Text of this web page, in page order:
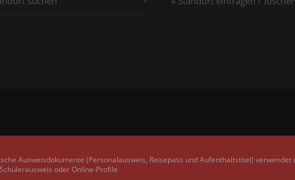
Ausweisdokumente (Personalausweis, Reisepass und Aufenthaltstitel)
oder Online-Profile